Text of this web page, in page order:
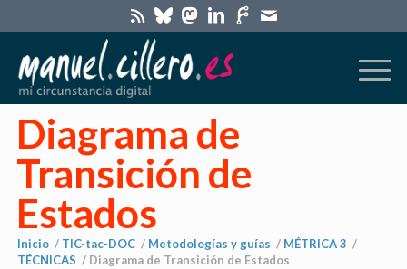
Diagrama de
Transición de
Estados
Inicio / TIC-tac-DOC / Metodologías y guías / MÉTRICA 3 /
TÉCNICAS / Diagrama de Transición de Estados